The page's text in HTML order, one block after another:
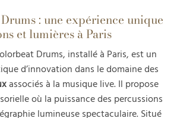
: une expérience unique
et lumières à Paris
Drums, installé à Paris, est un
d’innovation dans le domaine des
associés à la musique live. Il propose
où la puissance des percussions
lumineuse spectaculaire. Situé